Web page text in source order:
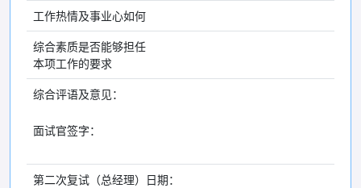
工作热情及事业心如何
综合素质是否能够担任
本项工作的要求
综合评语及意见：
面试官签字：
第二次复试（总经理）日期：